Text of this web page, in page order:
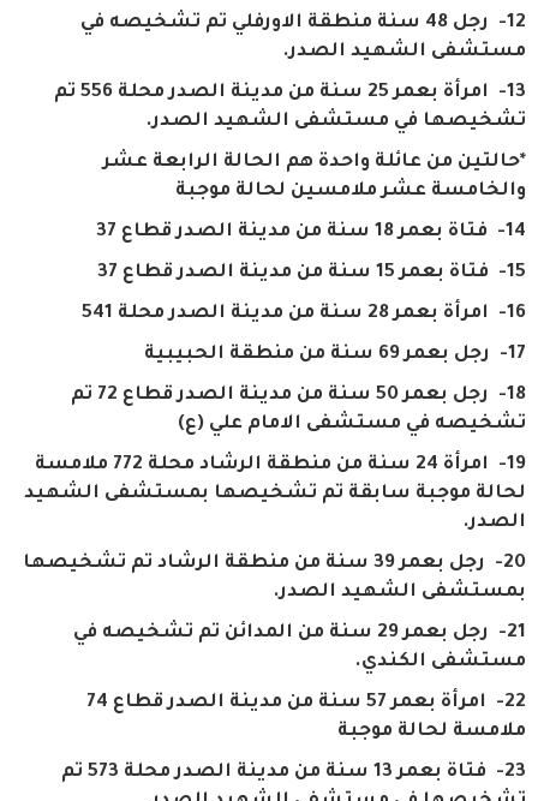
12- رجل 48 سنة منطقة الاورفلي تم تشخيصه في
مستشفى الشهيد الصدر.
13- امرأة بعمر 25 سنة من مدينة الصدر محلة 556 تم
تشخيصها في مستشفى الشهيد الصدر.
*حالتين من عائلة واحدة هم الحالة الرابعة عشر
والخامسة عشر ملامسين لحالة موجبة
14- فتاة بعمر 18 سنة من مدينة الصدر قطاع 37
15- فتاة بعمر 15 سنة من مدينة الصدر قطاع 37
16- امرأة بعمر 28 سنة من مدينة الصدر محلة 541
17- رجل بعمر 69 سنة من منطقة الحبيبية
18- رجل بعمر 50 سنة من مدينة الصدر قطاع 72 تم
تشخيصه في مستشفى الامام علي (ع)
19- امرأة 24 سنة من منطقة الرشاد محلة 772 ملامسة
لحالة موجبة سابقة تم تشخيصها بمستشفى الشهيد
الصدر.
20- رجل بعمر 39 سنة من منطقة الرشاد تم تشخيصها
بمستشفى الشهيد الصدر.
21- رجل بعمر 29 سنة من المدائن تم تشخيصه في
مستشفى الكندي.
22- امرأة بعمر 57 سنة من مدينة الصدر قطاع 74
ملامسة لحالة موجبة
23- فتاة بعمر 13 سنة من مدينة الصدر محلة 573 تم